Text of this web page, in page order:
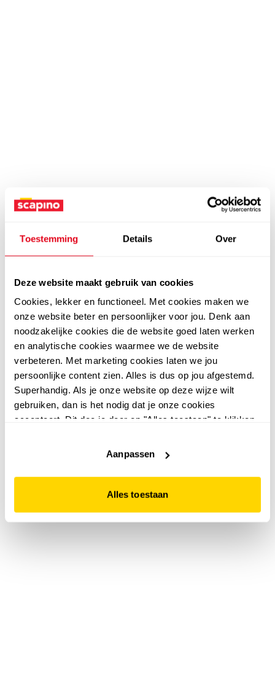
Toestemming Details Over
Deze website maakt gebruik van cookies
Cookies, lekker en functioneel. Met cookies maken we
onze website beter en persoonlijker voor jou. Denk aan
noodzakelijke cookies die de website goed laten werken
en analytische cookies waarmee we de website
verbeteren. Met marketing cookies laten we jou
persoonlijke content zien. Alles is dus op jou afgestemd.
Superhandig. Als je onze website op deze wijze wilt
gebruiken, dan is het nodig dat je onze cookies
accepteert. Dit doe je door op "Alles toestaan" te klikken.
website niet optimaal functioneert.
Aanpassen
Alles toestaan